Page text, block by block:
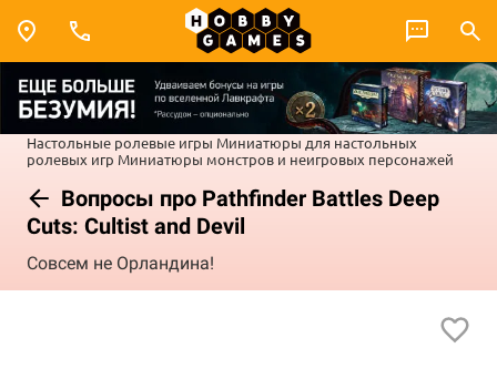
Настольные ролевые игры Миниатюры для настольных
ролевых игр Миниатюры монстров и неигровых персонажей
Вопросы про Pathfinder Battles Deep
Cuts: Cultist and Devil
Совсем не Орландина!